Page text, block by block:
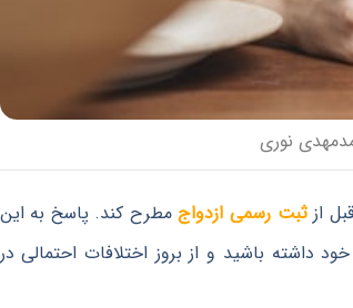
نوری
ثبت رسمی ازدواجمطرح کند. پاسخ به این
باشید و از بروز اختلافات احتمالی در